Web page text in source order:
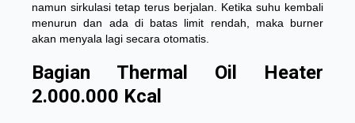
namun sirkulasi tetap terus berjalan. Ketika suhu kembali
menurun dan ada di batas limit rendah, maka burner
akan menyala lagi secara otomatis.
Bagian Thermal Oil Heater
2.000.000 Kcal